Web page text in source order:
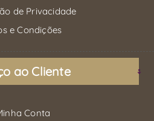
de Privacidade
e Condições
ao Cliente
Conta